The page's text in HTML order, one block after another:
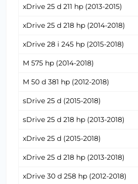
xDrive 25 d 211 hp (2013-2015)
xDrive 25 d 218 hp (2014-2018)
xDrive 28 i 245 hp (2015-2018)
M 575 hp (2014-2018)
M 50 d 381 hp (2012-2018)
sDrive 25 d (2015-2018)
sDrive 25 d 218 hp (2013-2018)
xDrive 25 d (2015-2018)
xDrive 25 d 218 hp (2013-2018)
xDrive 30 d 258 hp (2012-2018)